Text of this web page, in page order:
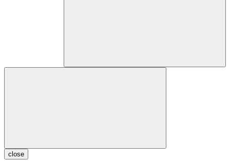
close